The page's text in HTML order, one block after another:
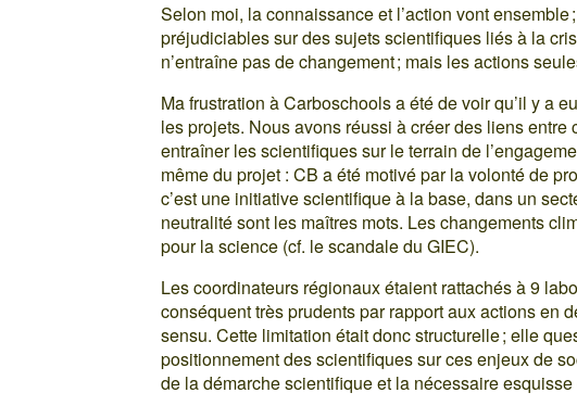
Selon moi, la connaissance et l’action vont ensemble
préjudiciables sur des sujets scientifiques liés à la
n’entraîne pas de changement ; mais les actions
Ma frustration à Carboschools a été de voir qu’il y a
les projets. Nous avons réussi à créer des liens
entraîner les scientifiques sur le terrain de
même du projet : CB a été motivé par la volonté de
c’est une initiative scientifique à la base, dans un
neutralité sont les maîtres mots. Les changements
pour la science (cf. le scandale du GIEC).
Les coordinateurs régionaux étaient rattachés à 9
conséquent très prudents par rapport aux actions en
sensu. Cette limitation était donc structurelle ; elle
positionnement des scientifiques sur ces enjeux de
de la démarche scientifique et la nécessaire